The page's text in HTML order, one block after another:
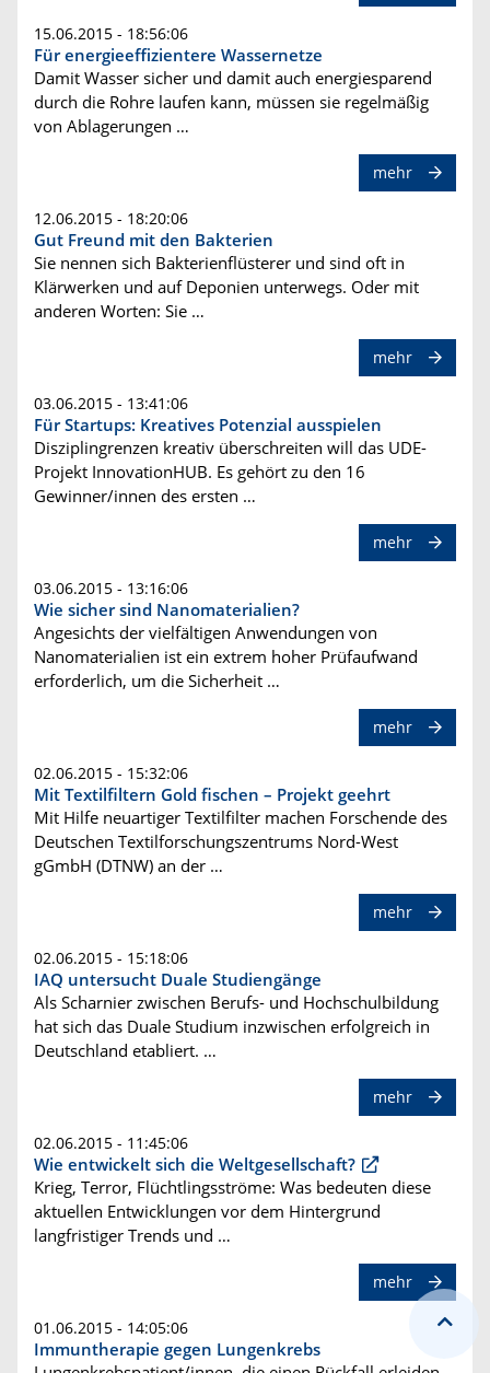
15.06.2015 - 18:56:06
Für energieeffizientere Wassernetze
Damit Wasser sicher und damit auch energiesparend
durch die Rohre laufen kann, müssen sie regelmäßig
von Ablagerungen …
mehr
12.06.2015 - 18:20:06
Gut Freund mit den Bakterien
Sie nennen sich Bakterienflüsterer und sind oft in
Klärwerken und auf Deponien unterwegs. Oder mit
anderen Worten: Sie …
mehr
03.06.2015 - 13:41:06
Für Startups: Kreatives Potenzial ausspielen
Disziplingrenzen kreativ überschreiten will das UDE-
Projekt InnovationHUB. Es gehört zu den 16
Gewinner/innen des ersten …
mehr
03.06.2015 - 13:16:06
Wie sicher sind Nanomaterialien?
Angesichts der vielfältigen Anwendungen von
Nanomaterialien ist ein extrem hoher Prüfaufwand
erforderlich, um die Sicherheit …
mehr
02.06.2015 - 15:32:06
Mit Textilfiltern Gold fischen – Projekt geehrt
Mit Hilfe neuartiger Textilfilter machen Forschende des
Deutschen Textilforschungszentrums Nord-West
gGmbH (DTNW) an der …
mehr
02.06.2015 - 15:18:06
IAQ untersucht Duale Studiengänge
Als Scharnier zwischen Berufs- und Hochschulbildung
hat sich das Duale Studium inzwischen erfolgreich in
Deutschland etabliert. …
mehr
02.06.2015 - 11:45:06
Wie entwickelt sich die Weltgesellschaft?
Krieg, Terror, Flüchtlingsströme: Was bedeuten diese
aktuellen Entwicklungen vor dem Hintergrund
langfristiger Trends und …
mehr
01.06.2015 - 14:05:06
Immuntherapie gegen Lungenkrebs